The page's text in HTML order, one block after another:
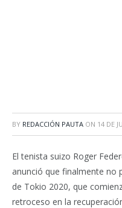
BY REDACCIÓN PAUTA ON 14 DE
El tenista suizo Roger
anunció que finalmente no
de Tokio 2020, que
retroceso en la